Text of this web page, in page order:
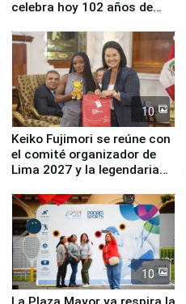
celebra hoy 102 años de
10
Keiko Fujimori se reúne con
el comité organizador de
Lima 2027 y la legendaria
10